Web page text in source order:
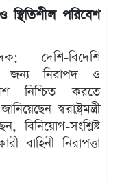
স্থিতিশীল পরিবেশ
দেশি-বিদেশি
জন্য নিরাপদ ও
নিশ্চিত করতে
স্বরাষ্ট্রমন্ত্রী
বিনিয়োগ-সংশ্লিষ্ট
বাহিনী নিরাপত্তা